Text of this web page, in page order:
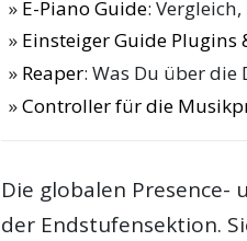
E-Piano Guide:
Einsteiger Guide Plugins
Reaper: Was Du über die
Controller für die
Die globalen Presence-
der Endstufensektion.